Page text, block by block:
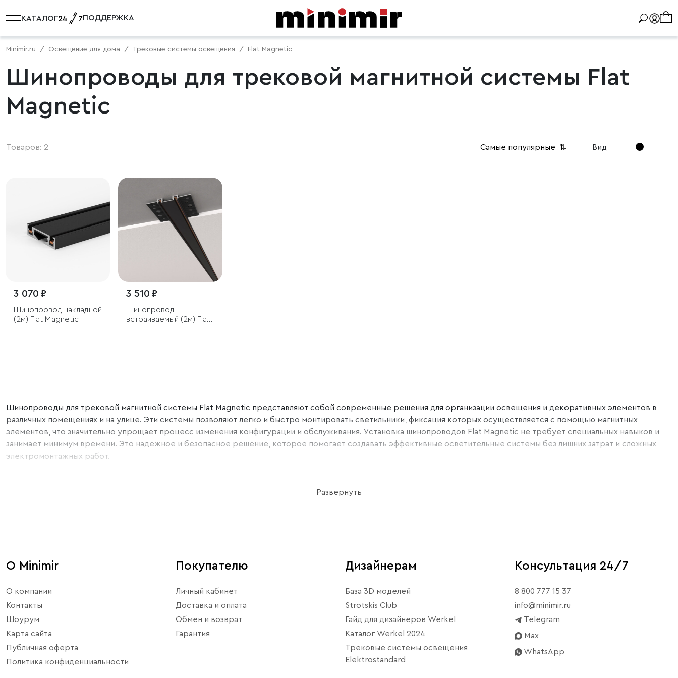
КАТАЛОГ ПОДДЕРЖКА
Minimir.ru Освещение для дома Трековые системы освещения Flat Magnetic
Шинопроводы для трековой магнитной системы Flat
Magnetic
Товаров: 2 Самые популярные ⇅ Вид
3 070 ₽
Шинопровод накладной
(2м) Flat Magnetic
3 510 ₽
Шинопровод
встраиваемый (2м) Flat
Шинопроводы для трековой магнитной системы Flat Magnetic представляют собой современные решения для организации освещения и декоративных элементов в
различных помещениях и на улице. Эти системы позволяют легко и быстро монтировать светильники, фиксация которых осуществляется с помощью магнитных
элементов, что значительно упрощает процесс изменения конфигурации и обслуживания. Установка шинопроводов Flat Magnetic не требует специальных навыков и
занимает минимум времени. Это надежное и безопасное решение, которое помогает создавать эффективные осветительные системы без лишних затрат и сложных
электромонтажных работ.
Развернуть
О Minimir
О компании
Контакты
Шоурум
Карта сайта
Публичная оферта
Политика конфиденциальности
Покупателю
Личный кабинет
Доставка и оплата
Обмен и возврат
Гарантия
Дизайнерам
База 3D моделей
Strotskis Club
Гайд для дизайнеров Werkel
Каталог Werkel 2024
Трековые системы освещения
Elektrostandard
Консультация 24/7
8 800 777 15 37
info@minimir.ru
Telegram
Max
WhatsApp